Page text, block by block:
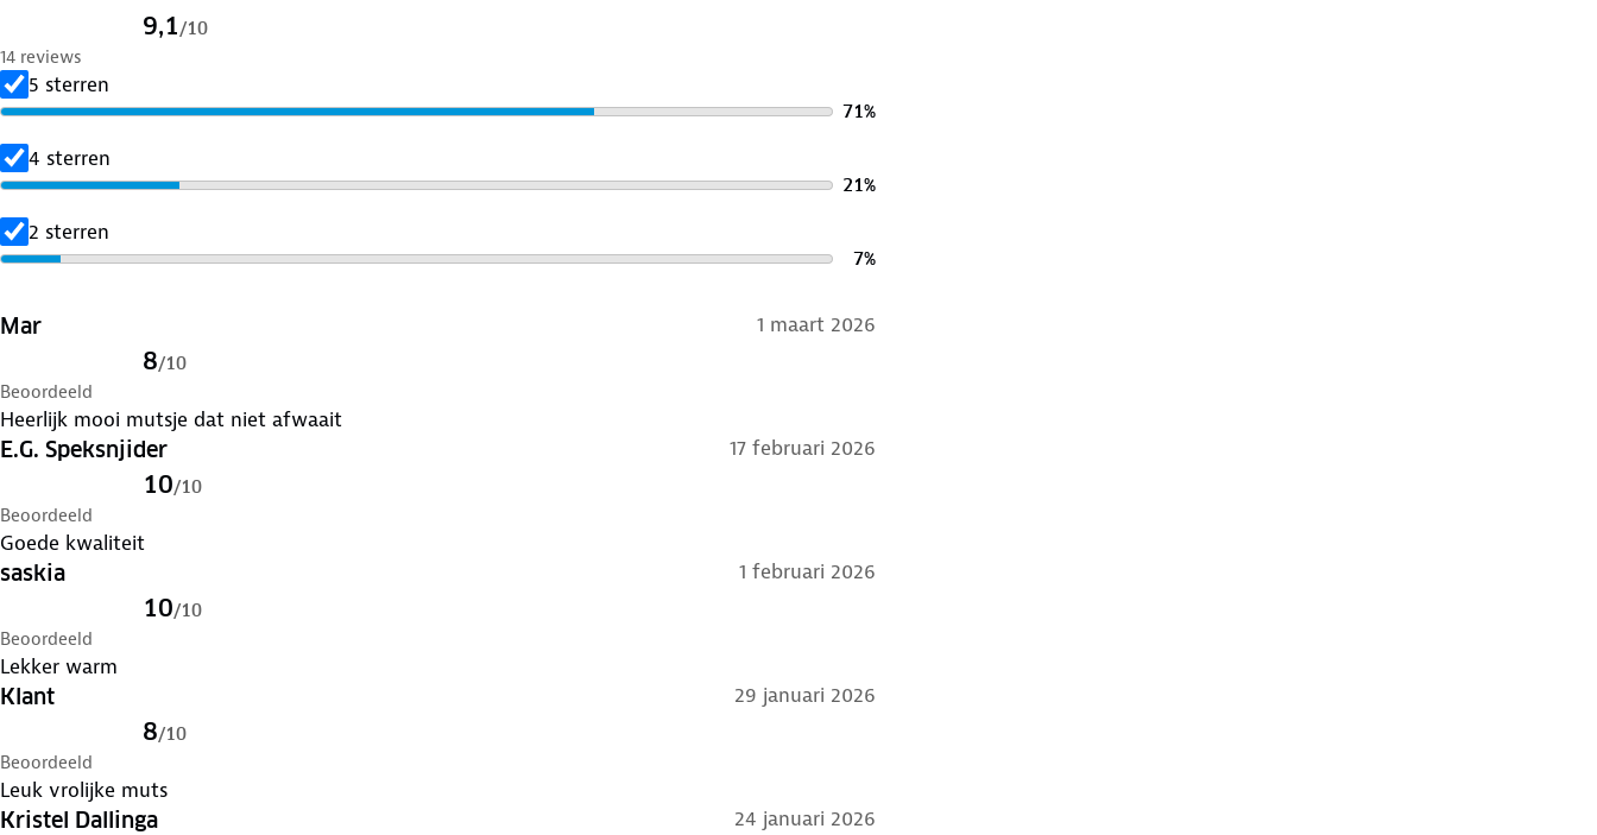
9,1/10
14 reviews
5 sterren
71%
4 sterren
21%
2 sterren
7%
Mar 1 maart 2026
8/10
Beoordeeld
Heerlijk mooi mutsje dat niet afwaait
E.G. Speksnjider 17 februari 2026
10/10
Beoordeeld
Goede kwaliteit
saskia 1 februari 2026
10/10
Beoordeeld
Lekker warm
Klant 29 januari 2026
8/10
Beoordeeld
Leuk vrolijke muts
Kristel Dallinga 24 januari 2026